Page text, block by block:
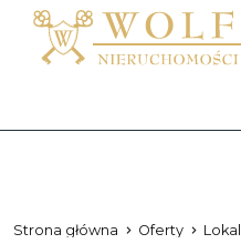
Strona główna Oferty